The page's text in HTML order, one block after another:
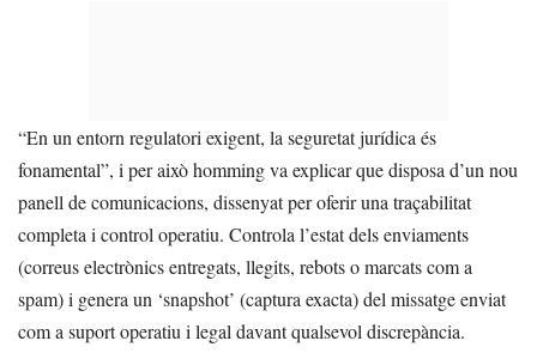
“En un entorn regulatori exigent, la seguretat jurídica és
fonamental”, i per això homming va explicar que disposa d’un nou
panell de comunicacions, dissenyat per oferir una traçabilitat
completa i control operatiu. Controla l’estat dels enviaments
(correus electrònics entregats, llegits, rebots o marcats com a
spam) i genera un ‘snapshot’ (captura exacta) del missatge enviat
com a suport operatiu i legal davant qualsevol discrepància.